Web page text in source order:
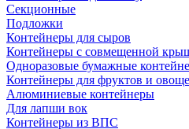
Секционные
Подложки
Контейнеры для сыров
Контейнеры с совмещенной
Одноразовые бумажные
Контейнеры для фруктов и
Алюминиевые контейнеры
Для лапши вок
Контейнеры из ВПС